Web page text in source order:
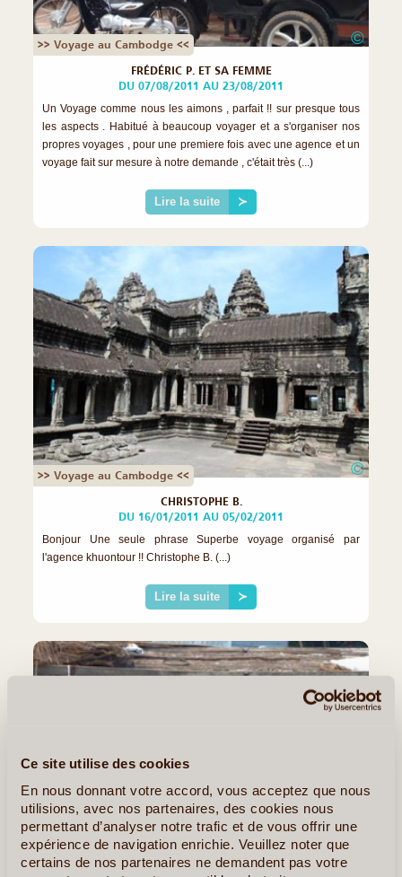
Ce site utilise des cookies
En nous donnant votre accord, vous acceptez que nous
utilisions, avec nos partenaires, des cookies nous
permettant d’analyser notre trafic et de vous offrir une
expérience de navigation enrichie. Veuillez noter que
certains de nos partenaires ne demandent pas votre
>> Voyage au Cambodge << ©
FRÉDÉRIC P. ET SA FEMME
DU 07/08/2011 AU 23/08/2011
Un Voyage comme nous les aimons , parfait !! sur presque tous
les aspects . Habitué à beaucoup voyager et a s'organiser nos
propres voyages , pour une premiere fois avec une agence et un
voyage fait sur mesure à notre demande , c'était très (...)
Lire la suite ≻
>> Voyage au Cambodge << ©
CHRISTOPHE B.
DU 16/01/2011 AU 05/02/2011
Bonjour Une seule phrase Superbe voyage organisé par
l'agence khuontour !! Christophe B. (...)
Lire la suite ≻
>> Voyage au Cambodge <<